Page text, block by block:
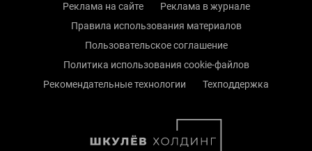
Реклама на сайте
Реклама в журнале
Правила использования материалов
Пользовательское соглашение
Политика использования cookie-файлов
Рекомендательные технологии
Техподдержка